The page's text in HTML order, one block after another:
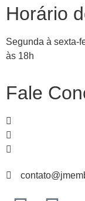
Horário
Segunda à sexta-
às 18h
Fale